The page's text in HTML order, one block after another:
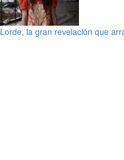
Lorde, la gran revelación que